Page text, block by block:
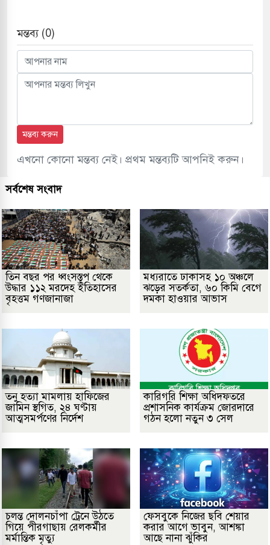
মন্তব্য (0)
মন্তব্য করুন
এখনো কোনো মন্তব্য নেই। প্রথম মন্তব্যটি আপনিই করুন।
সর্বশেষ সংবাদ
তিন বছর পর ধ্বংসস্তূপ থেকে
উদ্ধার ১১২ মরদেহ ইতিহাসের
বৃহত্তম গণজানাজা
মধ্যরাতে ঢাকাসহ ১০ অঞ্চলে
ঝড়ের সতর্কতা, ৬০ কিমি বেগে
দমকা হাওয়ার আভাস
তনু হত্যা মামলায় হাফিজের
জামিন স্থগিত, ২৪ ঘণ্টায়
আত্মসমর্পণের নির্দেশ
কারিগরি শিক্ষা অধিদফতরে
প্রশাসনিক কার্যক্রম জোরদারে
গঠন হলো নতুন ৩ সেল
চলন্ত দোলনচাঁপা ট্রেনে উঠতে
গিয়ে পীরগাছায় রেলকর্মীর
মর্মান্তিক মৃত্যু
ফেসবুকে নিজের ছবি শেয়ার
করার আগে ভাবুন, আশঙ্কা
আছে নানা ঝুঁকির